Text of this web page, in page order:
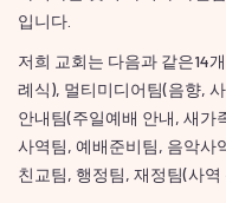
입니다.
저희 교회는 다음과 같은14
례식), 멀티미디어팀(음향,
안내팀(주일예배 안내, 새가
사역팀, 예배준비팀, 음악사
친교팀, 행정팀, 재정팀(사